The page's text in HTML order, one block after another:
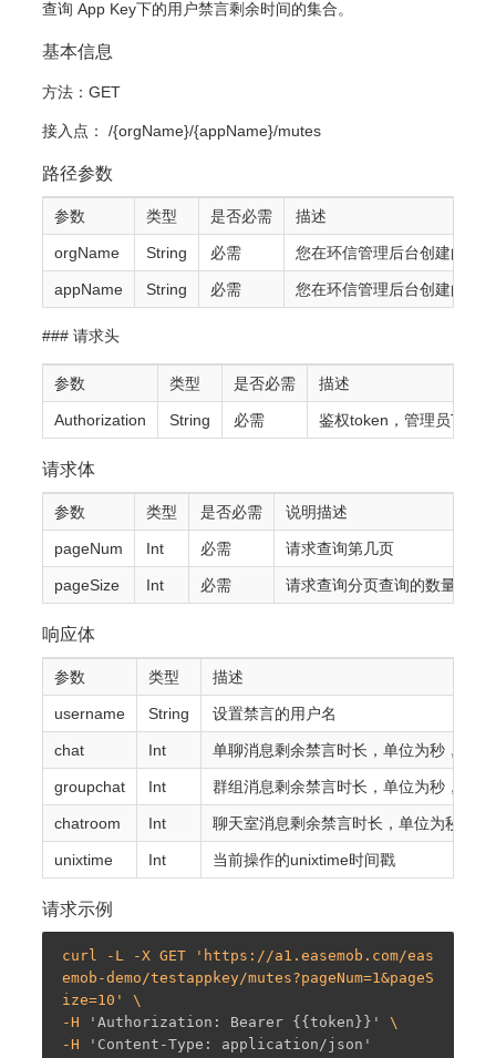
查询 App Key下的用户禁言剩余时间的集合。
基本信息
方法：GET
接入点： /{orgName}/{appName}/mutes
路径参数
参数 类型 是否必需 描述
orgName String 必需 您在环信管理后台创建的的
appName String 必需 您在环信管理后台创建的
### 请求头
参数 类型 是否必需 描述
Authorization String 必需 鉴权token，管理员
请求体
参数 类型 是否必需 说明描述
pageNum Int 必需 请求查询第几页
pageSize Int 必需 请求查询分页查询的数量
响应体
参数 类型 描述
username String 设置禁言的用户名
chat Int 单聊消息剩余禁言时长，单位为秒，非
groupchat Int 群组消息剩余禁言时长，单位为秒，规则
chatroom Int 聊天室消息剩余禁言时长，单位为秒，规
unixtime Int 当前操作的unixtime时间戳
请求示例
curl -L -X GET 'https://a1.easemob.com/eas
emob-demo/testappkey/mutes?pageNum=1&pageS
ize=10' \
-H 'Authorization: Bearer {{token}}'
-H 'Content-Type: application/json'